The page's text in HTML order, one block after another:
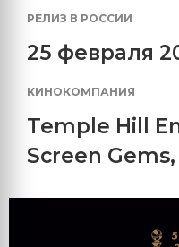
РЕЛИЗ В РОССИИ
25 февраля
КИНОКОМПАНИЯ
Temple Hill
Screen Gems,